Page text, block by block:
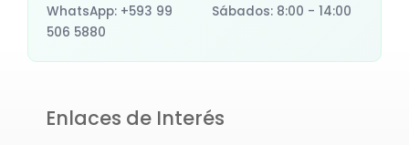
WhatsApp: +593 99
506 5880
Sábados: 8:00 - 14:00
Enlaces de Interés